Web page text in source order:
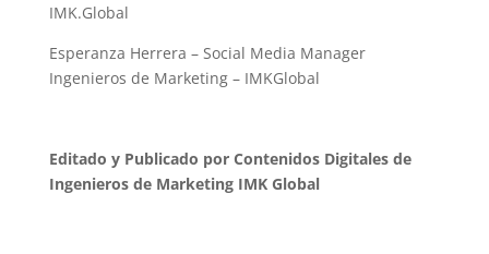
IMK.Global
Esperanza Herrera – Social Media Manager
Ingenieros de Marketing – IMKGlobal
Editado y Publicado por Contenidos Digitales de
Ingenieros de Marketing IMK Global